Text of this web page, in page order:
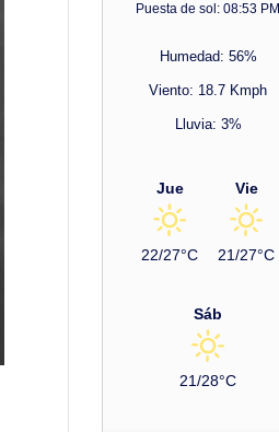
Puesta de sol: 08:53 PM
Humedad: 56%
Viento: 18.7 Kmph
Lluvia: 3%
Jue
22/27°C
Vie
21/27°C
Sáb
21/28°C